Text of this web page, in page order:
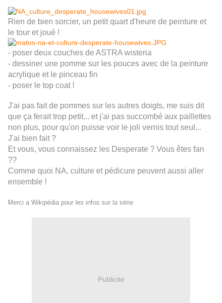
Rien de bien sorcier, un petit quart d'heure de peinture et
le tour et joué !
- poser deux couches de ASTRA wisteria
- dessiner une pomme sur les pouces avec de la peinture
acrylique et le pinceau fin
- poser le top coat !
J'ai pas fait de pommes sur les autres doigts, me suis dit
que ça ferait trop petit... et j'ai pas succombé aux paillettes
non plus, pour qu'on puisse voir le joli vernis tout seul...
J'ai bien fait ?
Et vous, vous connaissez les Desperate ? Vous êtes fan
??
Comme quoi NA, culture et pédicure peuvent aussi aller
ensemble !
Merci a Wikipédia pour les infos sur la série
Publicité